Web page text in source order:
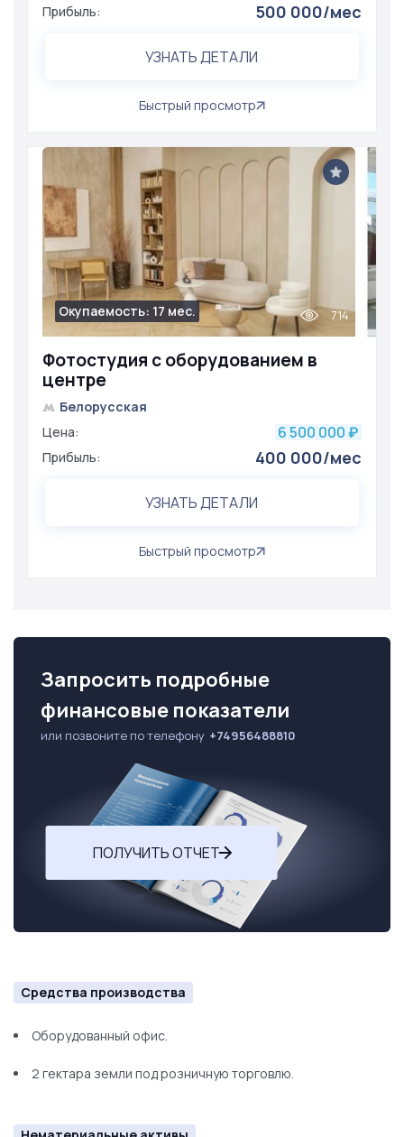
Прибыль: 500 000/мес
УЗНАТЬ ДЕТАЛИ
Быстрый просмотр
Фотостудия с оборудованием в
центре
Окупаемость: 17 мес. 714
Белорусская
Цена:
6 500 000 ₽
Прибыль: 400 000/мес
УЗНАТЬ ДЕТАЛИ
Быстрый просмотр
Запросить подробные
финансовые показатели
или позвоните по телефону +74956488810
ПОЛУЧИТЬ ОТЧЕТ
Средства производства
Оборудованный офис.
2 гектара земли под розничную торговлю.